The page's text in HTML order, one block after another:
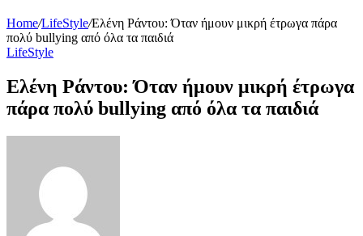
Home/LifeStyle/Ελένη Ράντου: Όταν ήμουν μικρή έτρωγα πάρα
πολύ bullying από όλα τα παιδιά
LifeStyle
Ελένη Ράντου: Όταν ήμουν μικρή έτρωγα
πάρα πολύ bullying από όλα τα παιδιά